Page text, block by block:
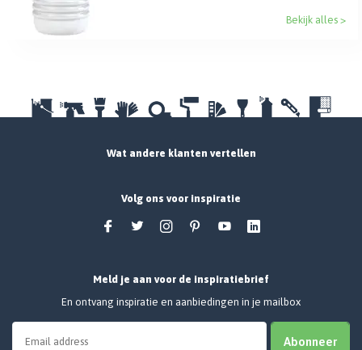
Bekijk alles >
Wat andere klanten vertellen
Volg ons voor inspiratie
Meld je aan voor de inspiratiebrief
En ontvang inspiratie en aanbiedingen in je mailbox
Abonneer